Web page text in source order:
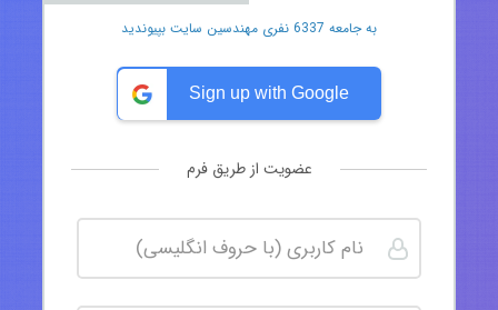
به جامعه 6337 نفری مهندسین سایت بپیوندید
Sign up with Google
عضویت از طریق فرم